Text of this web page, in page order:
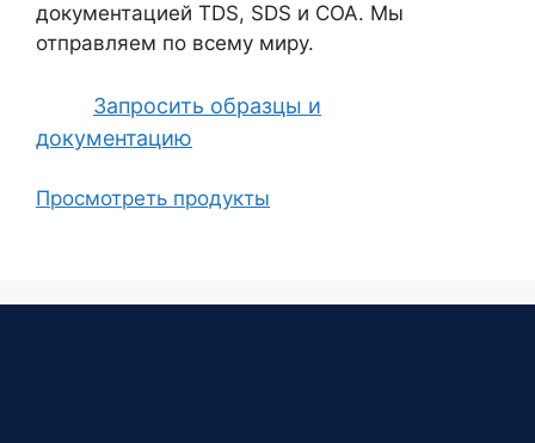
документацией TDS, SDS и COA. Мы
отправляем по всему миру.
Запросить образцы и
документацию
Просмотреть продукты